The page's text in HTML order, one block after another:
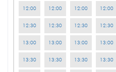
12:00
12:30
13:00
13:30
12:00
12:30
13:00
13:30
12:00
12:30
13:00
13:30
12:00
12:30
13:00
13:30